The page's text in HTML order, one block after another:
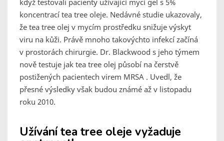
když testovali pacienty užívající mycí gel s 5%
koncentrací tea tree oleje. Nedávné studie ukazovaly,
že tea tree olej v mycím prostředku snižuje výskyt
viru na kůži. Právě mnoho takovýchto infekcí začíná
v prostorách chirurgie. Dr. Blackwood s jeho týmem
nově testuje jak tea tree olej působí na čerstvě
postižených pacientech virem MRSA . Uvedl, že
přesné výsledky však budou známé až v listopadu
roku 2010.
Užívání tea tree oleje vyžaduje